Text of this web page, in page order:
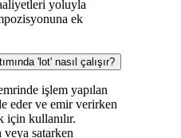
yoluyla
ek
'lot' nasıl çalışır?
işlem yapılan
eder ve emir verirken
için kullanılır.
satarken